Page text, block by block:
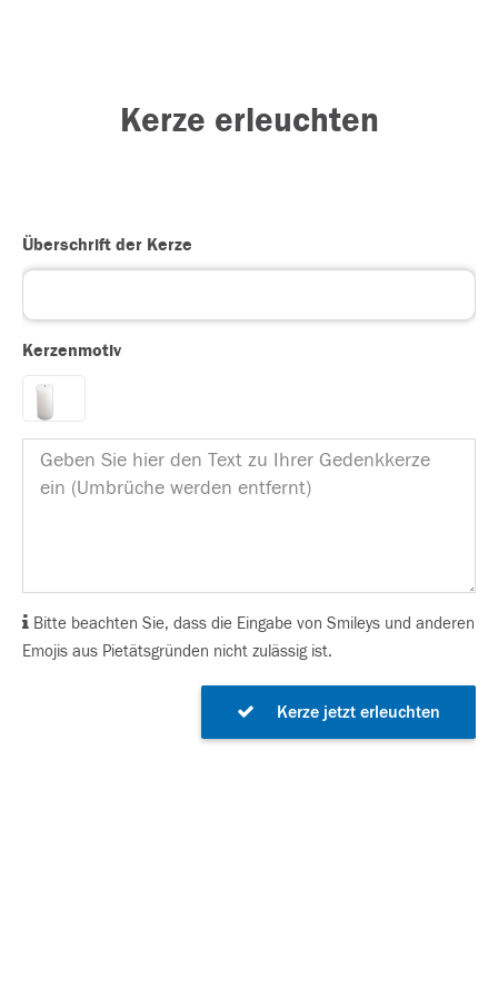
Kerze erleuchten
Überschrift der Kerze
Kerzenmotiv
Bitte beachten Sie, dass die Eingabe von Smileys und anderen
Emojis aus Pietätsgründen nicht zulässig ist.
Kerze jetzt erleuchten